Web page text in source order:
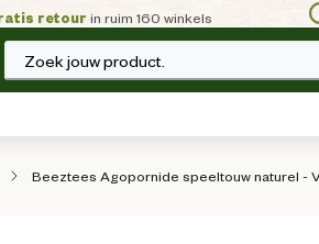
retour in ruim 160 winkels
Zoek jouw product.
Beeztees Agopornide speeltouw naturel -